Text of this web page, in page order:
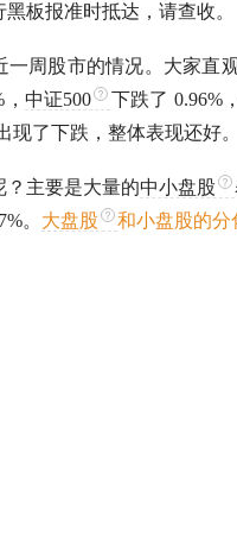
板报准时抵达，请查收。
一周股市的情况。大家直
中证500
下跌了 0.96%
现了下跌，整体表现还好。
？主要是大量的中小盘股
。 大盘股 和小盘股的分